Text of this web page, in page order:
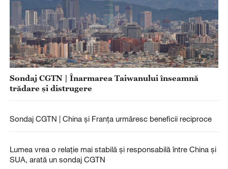
Sondaj CGTN | Înarmarea Taiwanului înseamnă
trădare și distrugere
Sondaj CGTN | China și Franța urmăresc beneficii reciproce
Lumea vrea o relație mai stabilă și responsabilă între China și
SUA, arată un sondaj CGTN